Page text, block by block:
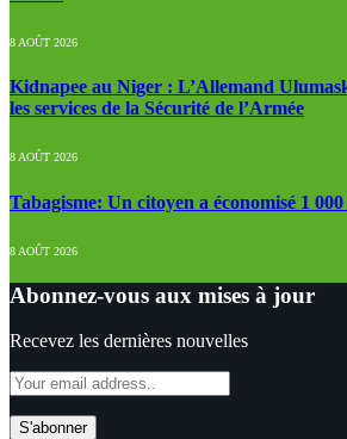
8 AOÛT 2026
Kidnapee au Niger : L’Allemand
les services de la Sécurité de l’Armée
8 AOÛT 2026
Tabagisme: Un citoyen a économisé 1
8 AOÛT 2026
Abonnez-vous aux mises à jour
Recevez les dernières nouvelles